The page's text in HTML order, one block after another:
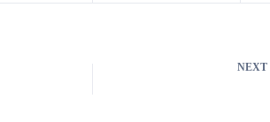
NEXT